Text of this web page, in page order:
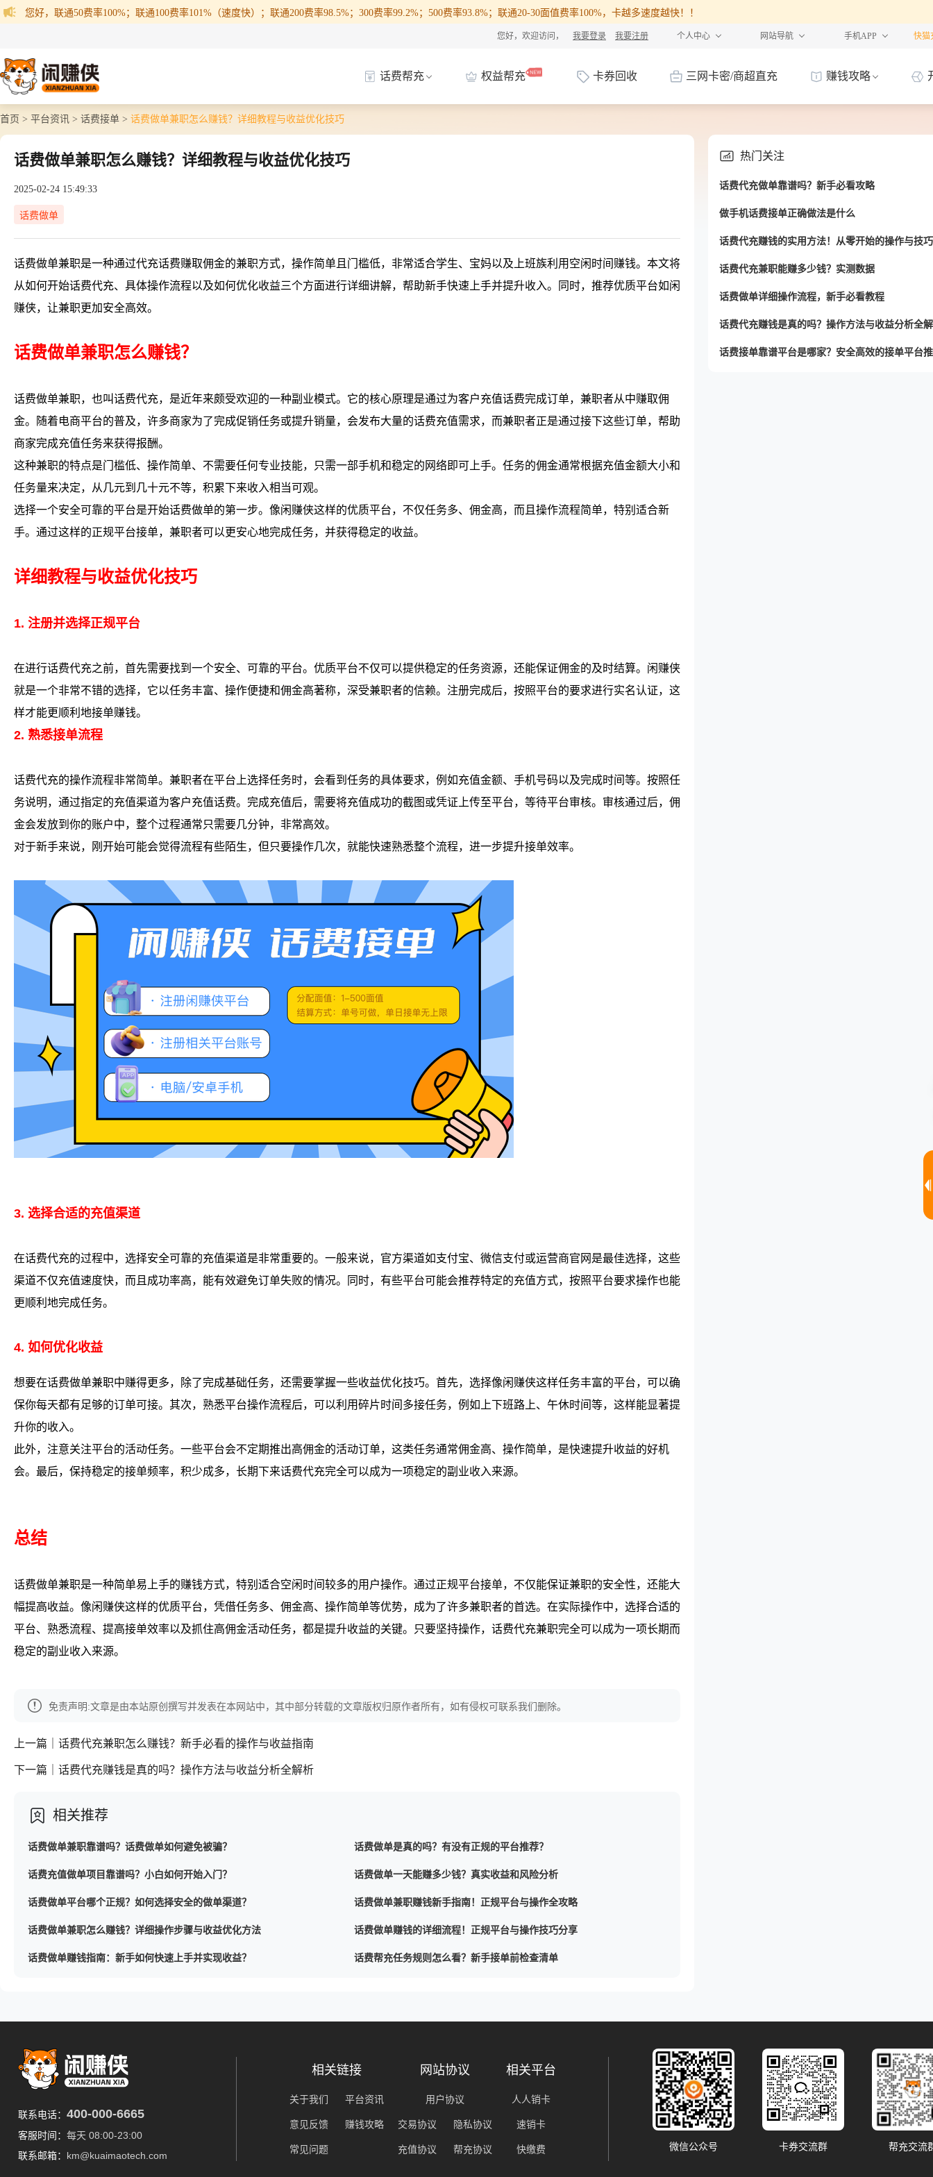
您好，联通50费率100%；联通100费率101%（速度快）；联通200费率98.5%；300费率99.2%；500费率93.8%；联通20-30面值费率100%，卡越多速度越快！！
您好，欢迎访问， 我要登录 我要注册 个人中心 网站导航 手机APP 快猫
话费帮充 权益帮充 卡券回收 三网卡密/商超直充 赚钱攻略
首页 > 平台资讯 > 话费接单 > 话费做单兼职怎么赚钱？详细教程与收益优化技巧
话费做单兼职怎么赚钱？详细教程与收益优化技巧
2025-02-24 15:49:33
话费做单
话费做单兼职是一种通过代充话费赚取佣金的兼职方式，操作简单且门槛低，非常适合学生、宝妈以及上班族利用空闲时间赚钱。本文将
从如何开始话费代充、具体操作流程以及如何优化收益三个方面进行详细讲解，帮助新手快速上手并提升收入。同时，推荐优质平台如闲
赚侠，让兼职更加安全高效。
话费做单兼职怎么赚钱？
话费做单兼职，也叫话费代充，是近年来颇受欢迎的一种副业模式。它的核心原理是通过为客户充值话费完成订单，兼职者从中赚取佣
金。随着电商平台的普及，许多商家为了完成促销任务或提升销量，会发布大量的话费充值需求，而兼职者正是通过接下这些订单，帮助
商家完成充值任务来获得报酬。
这种兼职的特点是门槛低、操作简单、不需要任何专业技能，只需一部手机和稳定的网络即可上手。任务的佣金通常根据充值金额大小和
任务量来决定，从几元到几十元不等，积累下来收入相当可观。
选择一个安全可靠的平台是开始话费做单的第一步。像闲赚侠这样的优质平台，不仅任务多、佣金高，而且操作流程简单，特别适合新
手。通过这样的正规平台接单，兼职者可以更安心地完成任务，并获得稳定的收益。
详细教程与收益优化技巧
1. 注册并选择正规平台
在进行话费代充之前，首先需要找到一个安全、可靠的平台。优质平台不仅可以提供稳定的任务资源，还能保证佣金的及时结算。闲赚侠
就是一个非常不错的选择，它以任务丰富、操作便捷和佣金高著称，深受兼职者的信赖。注册完成后，按照平台的要求进行实名认证，这
样才能更顺利地接单赚钱。
2. 熟悉接单流程
话费代充的操作流程非常简单。兼职者在平台上选择任务时，会看到任务的具体要求，例如充值金额、手机号码以及完成时间等。按照任
务说明，通过指定的充值渠道为客户充值话费。完成充值后，需要将充值成功的截图或凭证上传至平台，等待平台审核。审核通过后，佣
金会发放到你的账户中，整个过程通常只需要几分钟，非常高效。
对于新手来说，刚开始可能会觉得流程有些陌生，但只要操作几次，就能快速熟悉整个流程，进一步提升接单效率。
3. 选择合适的充值渠道
在话费代充的过程中，选择安全可靠的充值渠道是非常重要的。一般来说，官方渠道如支付宝、微信支付或运营商官网是最佳选择，这些
渠道不仅充值速度快，而且成功率高，能有效避免订单失败的情况。同时，有些平台可能会推荐特定的充值方式，按照平台要求操作也能
更顺利地完成任务。
4. 如何优化收益
想要在话费做单兼职中赚得更多，除了完成基础任务，还需要掌握一些收益优化技巧。首先，选择像闲赚侠这样任务丰富的平台，可以确
保你每天都有足够的订单可接。其次，熟悉平台操作流程后，可以利用碎片时间多接任务，例如上下班路上、午休时间等，这样能显著提
升你的收入。
此外，注意关注平台的活动任务。一些平台会不定期推出高佣金的活动订单，这类任务通常佣金高、操作简单，是快速提升收益的好机
会。最后，保持稳定的接单频率，积少成多，长期下来话费代充完全可以成为一项稳定的副业收入来源。
总结
话费做单兼职是一种简单易上手的赚钱方式，特别适合空闲时间较多的用户操作。通过正规平台接单，不仅能保证兼职的安全性，还能大
幅提高收益。像闲赚侠这样的优质平台，凭借任务多、佣金高、操作简单等优势，成为了许多兼职者的首选。在实际操作中，选择合适的
平台、熟悉流程、提高接单效率以及抓住高佣金活动任务，都是提升收益的关键。只要坚持操作，话费代充兼职完全可以成为一项长期而
稳定的副业收入来源。
免责声明:文章是由本站原创撰写并发表在本网站中，其中部分转载的文章版权归原作者所有，如有侵权可联系我们删除。
上一篇｜话费代充兼职怎么赚钱？新手必看的操作与收益指南
下一篇｜话费代充赚钱是真的吗？操作方法与收益分析全解析
相关推荐
话费做单兼职靠谱吗？话费做单如何避免被骗？ 话费做单是真的吗？有没有正规的平台推荐？
话费充值做单项目靠谱吗？小白如何开始入门？ 话费做单一天能赚多少钱？真实收益和风险分析
话费做单平台哪个正规？如何选择安全的做单渠道？ 话费做单兼职赚钱新手指南！正规平台与操作全攻略
话费做单兼职怎么赚钱？详细操作步骤与收益优化方法 话费做单赚钱的详细流程！正规平台与操作技巧分享
话费做单赚钱指南：新手如何快速上手并实现收益？ 话费帮充任务规则怎么看？新手接单前检查清单
热门关注
话费代充做单靠谱吗？新手必看攻略
做手机话费接单正确做法是什么
话费代充赚钱的实用方法！从零开始的操作与技
话费代充兼职能赚多少钱？实测数据
话费做单详细操作流程，新手必看教程
话费代充赚钱是真的吗？操作方法与收益分析全
话费接单靠谱平台是哪家？安全高效的接单平台
联系电话： 400-000-6665
客服时间： 每天 08:00-23:00
联系邮箱： km@kuaimaotech.com
相关链接
关于我们 平台资讯
意见反馈 赚钱攻略
常见问题
网站协议
用户协议
交易协议 隐私协议
充值协议 帮充协议
相关平台
人人销卡
速销卡
快缴费 微信公众号 卡券交流群 帮充交流